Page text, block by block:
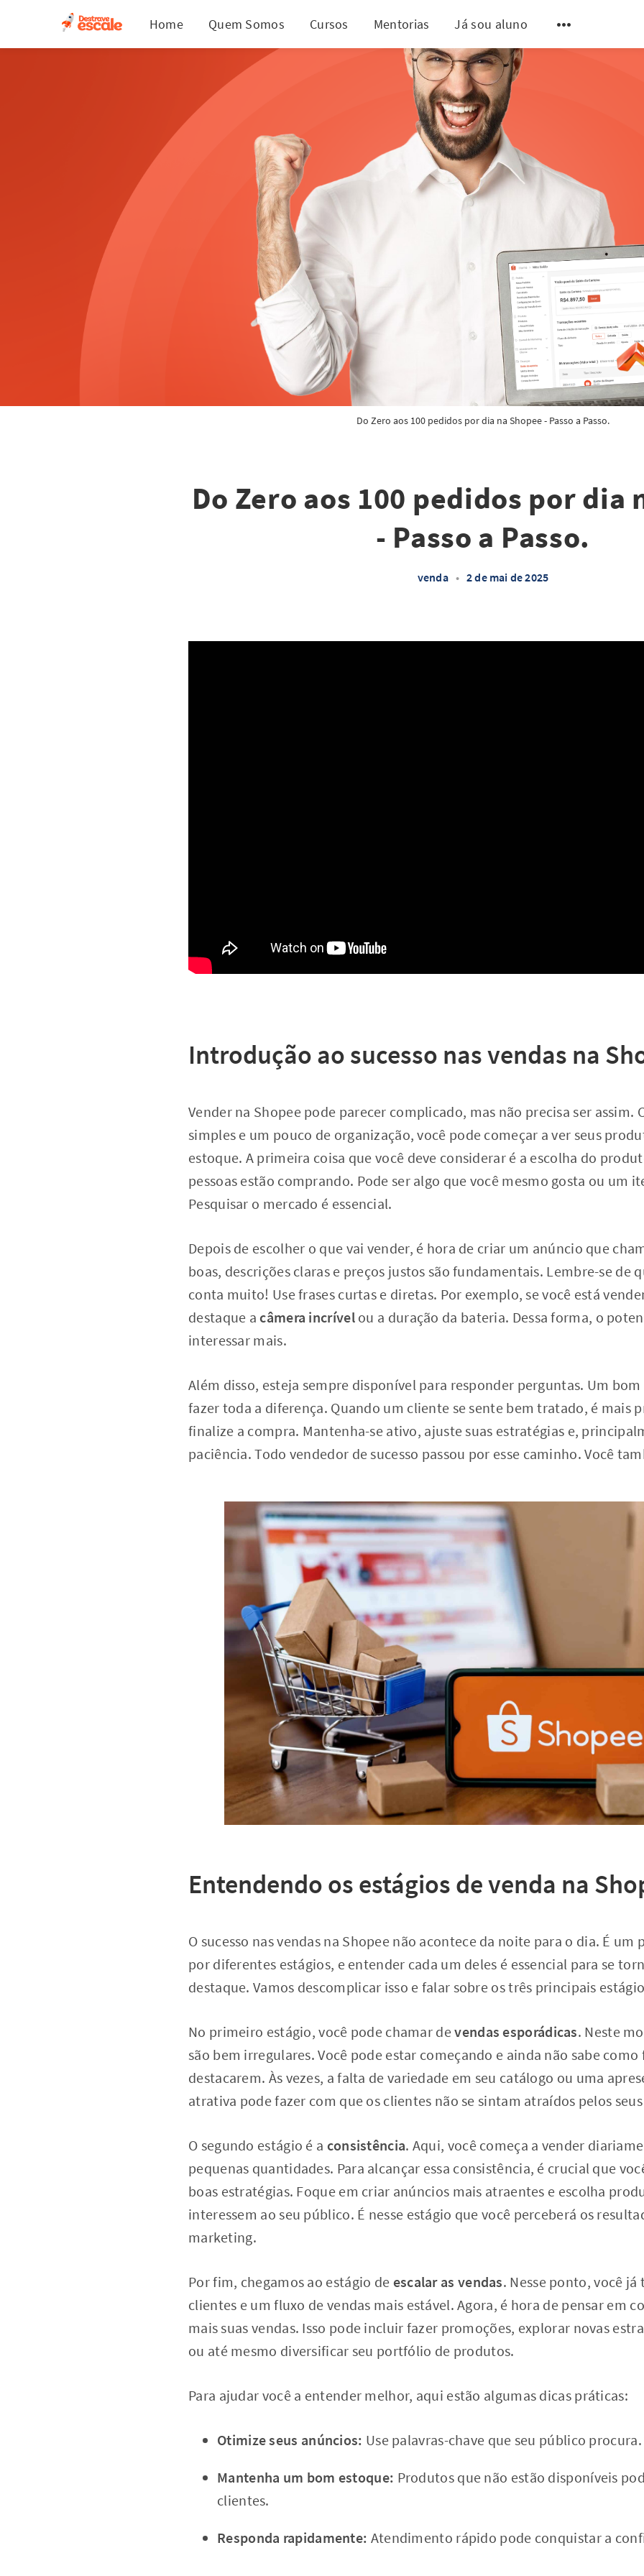
Home Quem Somos Cursos Mentorias Já sou aluno
Do Zero aos 100 pedidos por dia na Shopee - Passo a Passo.
Do Zero aos 100 pedidos por dia
- Passo a Passo.
venda • 2 de mai de 2025
Introdução ao sucesso nas vendas na
Vender na Shopee pode parecer complicado, mas não precisa ser assim.
simples e um pouco de organização, você pode começar a ver seus
estoque. A primeira coisa que você deve considerar é a escolha do
pessoas estão comprando. Pode ser algo que você mesmo gosta ou um
Pesquisar o mercado é essencial.
Depois de escolher o que vai vender, é hora de criar um anúncio que
boas, descrições claras e preços justos são fundamentais. Lembre-se de
conta muito! Use frases curtas e diretas. Por exemplo, se você está
destaque acâmera incrívelou a duração da bateria. Dessa forma, o
interessar mais.
Além disso, esteja sempre disponível para responder perguntas. Um
fazer toda a diferença. Quando um cliente se sente bem tratado, é mais
finalize a compra. Mantenha-se ativo, ajuste suas estratégias e,
paciência. Todo vendedor de sucesso passou por esse caminho. Você
Entendendo os estágios de venda na
O sucesso nas vendas na Shopee não acontece da noite para o dia. É um
por diferentes estágios, e entender cada um deles é essencial para se
destaque. Vamos descomplicar isso e falar sobre os três principais
No primeiro estágio, você pode chamar devendas esporádicas. Neste
são bem irregulares. Você pode estar começando e ainda não sabe
destacarem. Às vezes, a falta de variedade em seu catálogo ou uma
atrativa pode fazer com que os clientes não se sintam atraídos pelos
O segundo estágio é a consistência. Aqui, você começa a vender
pequenas quantidades. Para alcançar essa consistência, é crucial que
boas estratégias. Foque em criar anúncios mais atraentes e escolha
interessem ao seu público. É nesse estágio que você perceberá os
marketing.
Por fim, chegamos ao estágio de escalar as vendas. Nesse ponto, você já
clientes e um fluxo de vendas mais estável. Agora, é hora de pensar em
mais suas vendas. Isso pode incluir fazer promoções, explorar novas
ou até mesmo diversificar seu portfólio de produtos.
Para ajudar você a entender melhor, aqui estão algumas dicas práticas:
Otimize seus anúncios: Use palavras-chave que seu público procura.
Mantenha um bom estoque: Produtos que não estão disponíveis
clientes.
Responda rapidamente: Atendimento rápido pode conquistar a